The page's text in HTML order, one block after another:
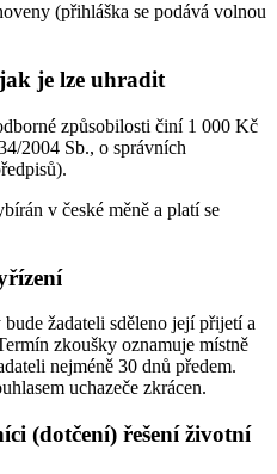
(přihláška se podává volnou
je lze uhradit
způsobilosti činí 1 000 Kč
2004 Sb., o správních
v české měně a platí se
žadateli sděleno její přijetí a
zkoušky oznamuje místně
nejméně 30 dnů předem.
uchazeče zkrácen.
(dotčení) řešení životní